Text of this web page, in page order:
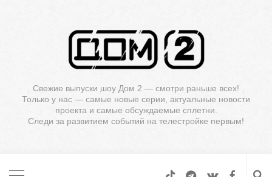
Свежие выпуски шоу Дом 2 — смотри раньше всех!
Только у нас — самые новые серии, актуальные новости
проекта и самые обсуждаемые сплетни.
Следи за развитием событий на телестройке первым!